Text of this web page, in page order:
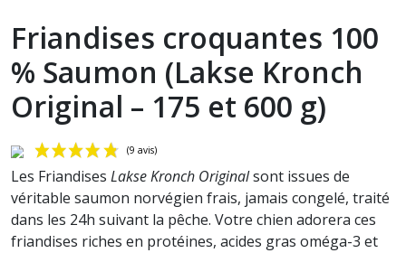
Friandises croquantes 100
% Saumon (Lakse Kronch
Original – 175 et 600 g)
Les Friandises Lakse Kronch Originalsont issues de
véritable saumon norvégien frais, jamais congelé, traité
dans les 24h suivant la pêche. Votre chien adorera ces
friandises riches en protéines, acides gras oméga-3 et